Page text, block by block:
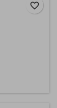
favorite_border